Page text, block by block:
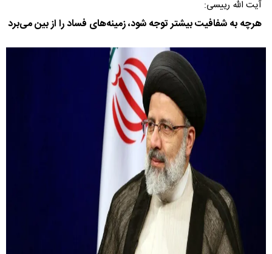
آیت الله رییسی:
هرچه به شفافیت بیشتر توجه شود، زمینه‌های فساد را از بین می‌برد